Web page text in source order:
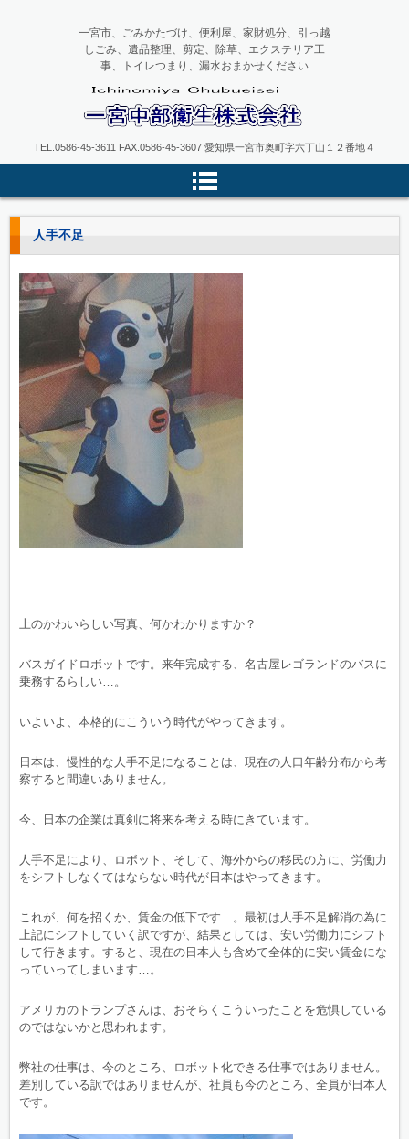
一宮中部衛生
一宮市、ごみかたづけ、便利屋、家財処分、引っ越
しごみ、遺品整理、剪定、除草、エクステリア工
事、トイレつまり、漏水おまかせください
TEL.0586-45-3611 FAX.0586-45-3607 愛知県一宮市奥町字六丁山１２番地４
人手不足
上のかわいらしい写真、何かわかりますか？
バスガイドロボットです。来年完成する、名古屋レゴランドのバスに
乗務するらしい…。
いよいよ、本格的にこういう時代がやってきます。
日本は、慢性的な人手不足になることは、現在の人口年齢分布から考
察すると間違いありません。
今、日本の企業は真剣に将来を考える時にきています。
人手不足により、ロボット、そして、海外からの移民の方に、労働力
をシフトしなくてはならない時代が日本はやってきます。
これが、何を招くか、賃金の低下です…。最初は人手不足解消の為に
上記にシフトしていく訳ですが、結果としては、安い労働力にシフト
して行きます。すると、現在の日本人も含めて全体的に安い賃金にな
っていってしまいます…。
アメリカのトランプさんは、おそらくこういったことを危惧している
のではないかと思われます。
弊社の仕事は、今のところ、ロボット化できる仕事ではありません。
差別している訳ではありませんが、社員も今のところ、全員が日本人
です。